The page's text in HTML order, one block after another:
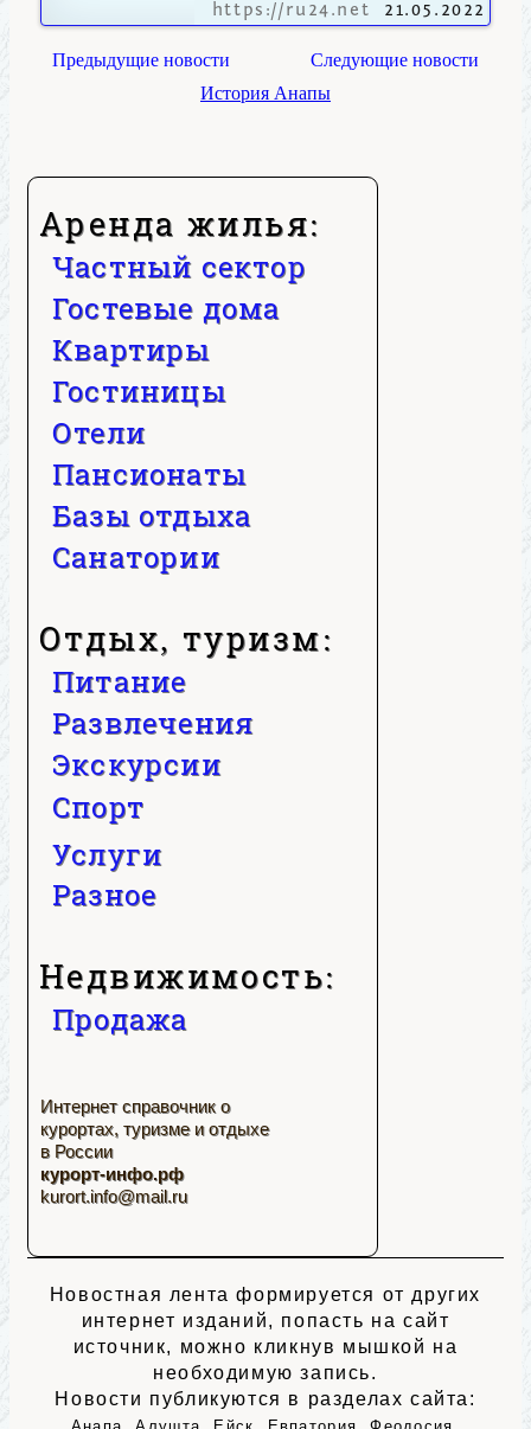
Аренда жилья:
Частный сектор
Гостевые дома
Квартиры
Гостиницы
Отели
Пансионаты
Базы отдыха
Санатории
Отдых, туризм:
Питание
Развлечения
Экскурсии
Спорт
Услуги
Разное
Недвижимость:
Продажа
Интернет справочник о
курортах, туризме и отдыхе
в России
курорт-инфо.рф
kurort.info@mail.ru
https://ru24.net 21.05.2022
Предыдущие новости
Следующие новости
История Анапы
Новостная лента формируется от других
интернет изданий, попасть на сайт
источник, можно кликнув мышкой на
необходимую запись.
Новости публикуются в разделах сайта:
,